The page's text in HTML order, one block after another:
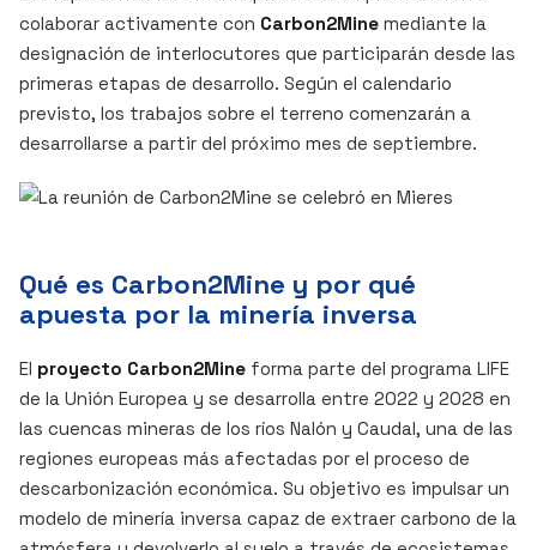
colaborar activamente con Carbon2Mine mediante la
designación de interlocutores que participarán desde las
primeras etapas de desarrollo. Según el calendario
previsto, los trabajos sobre el terreno comenzarán a
desarrollarse a partir del próximo mes de septiembre.
Qué es Carbon2Mine y por qué
apuesta por la minería inversa
El proyecto Carbon2Mine forma parte del programa LIFE
de la Unión Europea y se desarrolla entre 2022 y 2028 en
las cuencas mineras de los ríos Nalón y Caudal, una de las
regiones europeas más afectadas por el proceso de
descarbonización económica. Su objetivo es impulsar un
modelo de minería inversa capaz de extraer carbono de la